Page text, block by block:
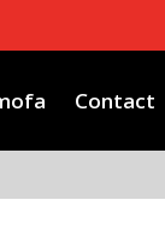
Contact